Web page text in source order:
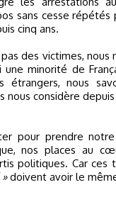
sans cesse répétés
cinq ans.
des victimes, nous
une minorité de
nous
nous considère
pour prendre
nos places au
politiques. Car ces
doivent avoir le